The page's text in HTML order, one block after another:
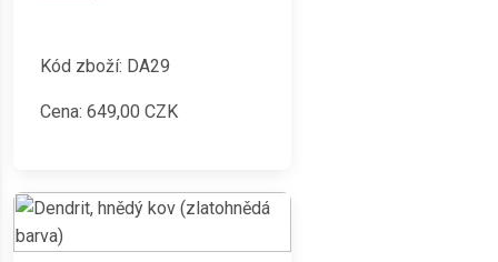
Kód zboží: DA29
Cena: 649,00 CZK